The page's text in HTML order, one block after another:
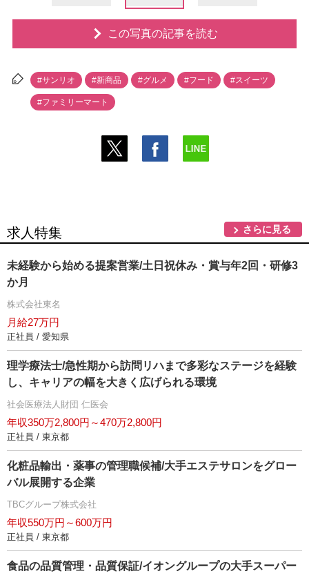
この写真の記事を読む
#サンリオ #新商品 #グルメ #フード #スイーツ
#ファミリーマート
求人特集 さらに見る
未経験から始める提案営業/土日祝休み・賞与年2回・研修3
か月
株式会社東名
月給27万円
正社員 / 愛知県
理学療法士/急性期から訪問リハまで多彩なステージを経験
し、キャリアの幅を大きく広げられる環境
社会医療法人財団 仁医会
年収350万2,800円～470万2,800円
正社員 / 東京都
化粧品輸出・薬事の管理職候補/大手エステサロンをグロー
バル展開する企業
TBCグループ株式会社
年収550万円～600万円
正社員 / 東京都
食品の品質管理・品質保証/イオングループの大手スーパー